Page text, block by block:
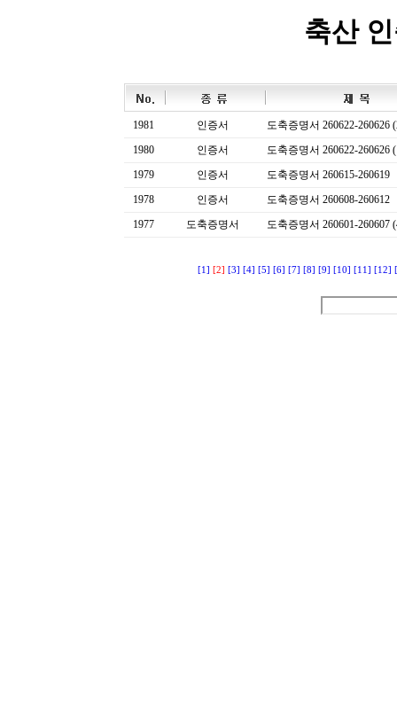
축산
1981 인증서
도축증명서 260622-260626
1980
인증서
도축증명서 260622-260626
1979
인증서
도축증명서 260615-260619
1978
인증서
도축증명서 260608-260612
1977
도축증명서 도축증명서 260601-260607
[1] [2] [3] [4] [5] [6] [7] [8] [9] [10] [11] [12]